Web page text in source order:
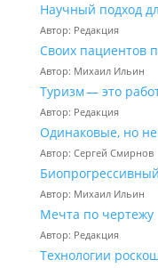
Научный подход
Автор: Редакция
Своих пациентов
Автор: Михаил Ильин
Туризм — это
Автор: Редакция
Одинаковые, но
Автор: Сергей Смирнов
Автор: Михаил Ильин
Мечта по чертежу
Автор: Редакция
Технологии